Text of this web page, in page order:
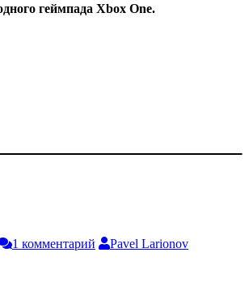
геймпада Xbox One.
1 комментарий
Pavel Larionov